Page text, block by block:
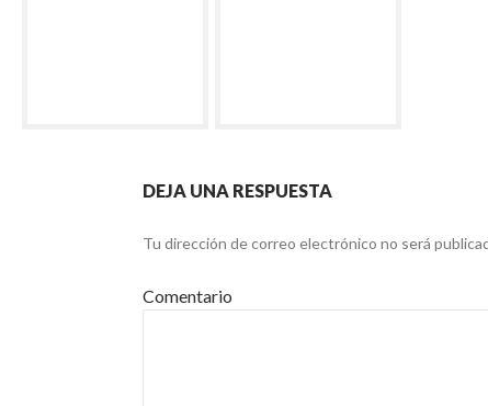
DEJA UNA RESPUESTA
Tu dirección de correo electrónico no será
Comentario